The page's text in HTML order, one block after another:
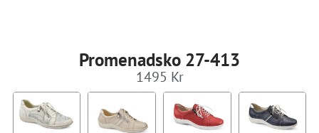
Promenadsko 27-413
1495 Kr